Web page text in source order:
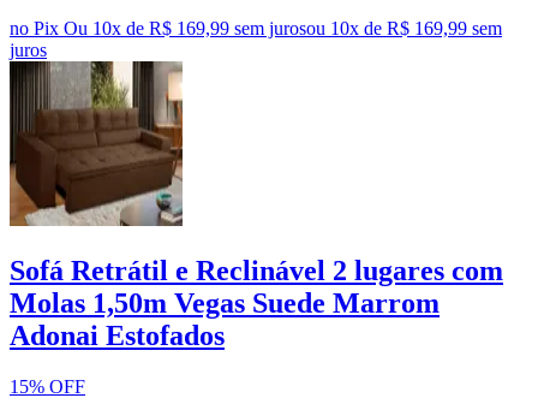
no Pix Ou 10x de R$ 169,99 sem jurosou 10x de R$ 169,99 sem
juros
Sofá Retrátil e Reclinável 2 lugares com
Molas 1,50m Vegas Suede Marrom
Adonai Estofados
15% OFF